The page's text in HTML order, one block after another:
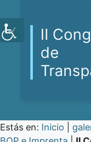
II
de
Estás en: Inicio